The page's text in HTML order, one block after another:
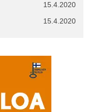
15.4.2020
15.4.2020